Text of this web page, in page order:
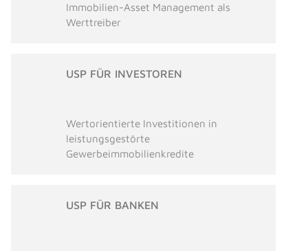
Immobilien-Asset Management als
Werttreiber
USP FÜR INVESTOREN
Wertorientierte Investitionen in
leistungsgestörte
Gewerbeimmobilienkredite
USP FÜR BANKEN